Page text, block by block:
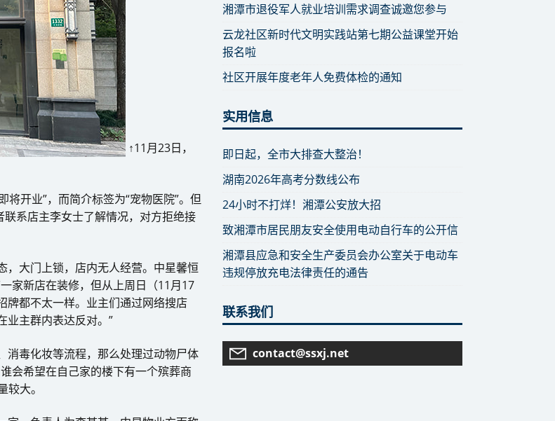
↑11月23日，
将开业”，而简介标签为“宠物医院”。但
系店主李女士了解情况，对方拒绝接
，大门上锁，店内无人经营。中星馨恒
家新店在装修，但从上周日（11月17
牌都不太一样。业主们通过网络搜店
业主群内表达反对。”
消毒化妆等流程，那么处理过动物尸体
会希望在自己家的楼下有一个殡葬商
大。
湘潭市退役军人就业培训需求调查诚邀您参与
云龙社区新时代文明实践站第七期公益课堂开始
报名啦
社区开展年度老年人免费体检的通知
实用信息
即日起，全市大排查大整治！
湖南2026年高考分数线公布
24小时不打烊！湘潭公安放大招
致湘潭市居民朋友安全使用电动自行车的公开信
湘潭县应急和安全生产委员会办公室关于电动车
违规停放充电法律责任的通告
联系我们
contact@ssxj.net